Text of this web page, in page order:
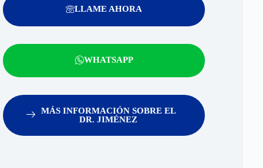
LLAME AHORA
WHATSAPP
MÁS INFORMACIÓN SOBRE EL
DR. JIMÉNEZ